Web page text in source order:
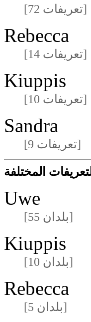
[72 تعريفات]
Rebecca
[14 تعريفات]
Kiuppis
[10 تعريفات]
Sandra
[9 تعريفات]
المختلفة
Uwe
[55 بلدان]
Kiuppis
[10 بلدان]
Rebecca
[5 بلدان]